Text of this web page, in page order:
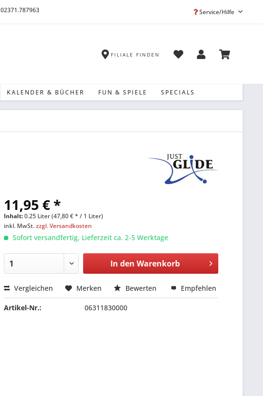
02371.787963 Service/Hilfe
FILIALE FINDEN
KALENDER & BÜCHER FUN & SPIELE SPECIALS
11,95 € *
Inhalt:0.25 Liter (47,80 € * / 1 Liter)
inkl. MwSt.zzgl. Versandkosten
Sofort versandfertig, Lieferzeit ca. 2-5 Werktage
In den Warenkorb
Vergleichen Merken Bewerten Empfehlen
Artikel-Nr.: 06311830000